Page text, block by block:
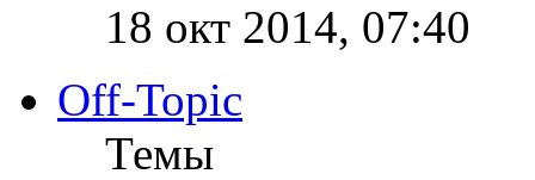
18 окт 2014, 07:40
Off-Topic
Темы